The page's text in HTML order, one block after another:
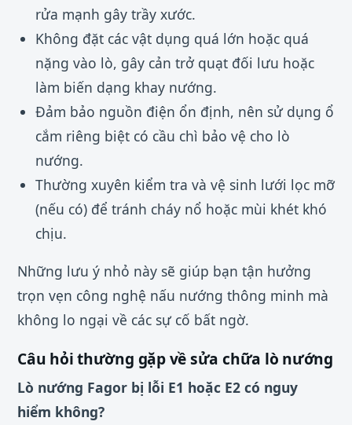
rửa mạnh gây trầy xước.
Không đặt các vật dụng quá lớn hoặc quá
nặng vào lò, gây cản trở quạt đối lưu hoặc
làm biến dạng khay nướng.
Đảm bảo nguồn điện ổn định, nên sử dụng ổ
cắm riêng biệt có cầu chì bảo vệ cho lò
nướng.
Thường xuyên kiểm tra và vệ sinh lưới lọc mỡ
(nếu có) để tránh cháy nổ hoặc mùi khét khó
chịu.
Những lưu ý nhỏ này sẽ giúp bạn tận hưởng
trọn vẹn công nghệ nấu nướng thông minh mà
không lo ngại về các sự cố bất ngờ.
Câu hỏi thường gặp về sửa chữa lò nướng
Lò nướng Fagor bị lỗi E1 hoặc E2 có nguy
hiểm không?